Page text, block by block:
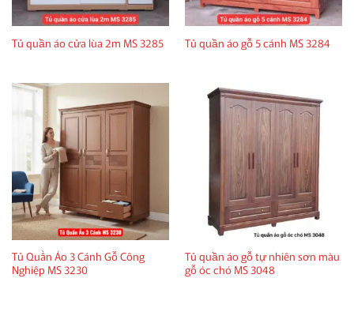
Tủ quần áo cửa lùa 2m MS 3285 Tủ quần áo gỗ 5 cánh MS 3284
Tủ Quần Áo 3 Cánh Gỗ Công
Nghiệp MS 3230
Tủ quần áo gỗ tự nhiên sơn màu
gỗ óc chó MS 3048